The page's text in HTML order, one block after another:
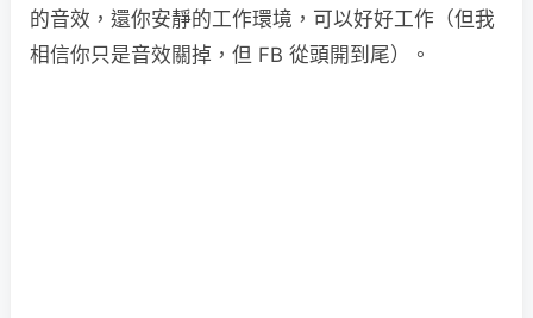
的音效，還你安靜的工作環境，可以好好工作（但我
相信你只是音效關掉，但 FB 從頭開到尾）。